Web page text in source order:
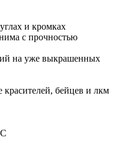
и кромках
с прочностью
на уже выкрашенных
бейцев и лкм